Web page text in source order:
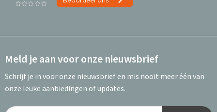
Meld je aan voor onze nieuwsbrief
Schrijf je in voor onze nieuwsbrief en mis nooit meer één van
onze leuke aanbiedingen of updates.